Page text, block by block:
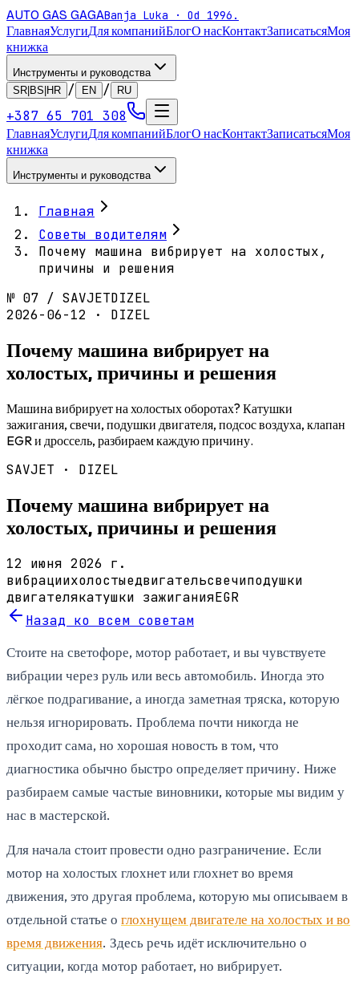
AUTO GAS GAGABanja Luka · Od 1996.
ГлавнаяУслугиДля компанийБлогО насКонтактЗаписатьсяМоя
книжка
Инструменты и руководства
SR|BS|HR
/ EN / RU
+387 65 701 308
ГлавнаяУслугиДля компанийБлогО насКонтактЗаписатьсяМоя
книжка
Инструменты и руководства
Главная
Советы водителям
Почему машина вибрирует на холостых,
причины и решения
№ 07 / SAVJETDIZEL
2026-06-12 · DIZEL
Почему машина вибрирует на
холостых, причины и решения
Машина вибрирует на холостых оборотах? Катушки
зажигания, свечи, подушки двигателя, подсос воздуха, клапан
EGR и дроссель, разбираем каждую причину.
SAVJET · DIZEL
Почему машина вибрирует на
холостых, причины и решения
12 июня 2026 г.
вибрациихолостыедвигательсвечиподушки
двигателякатушки зажиганияEGR
Назад ко всем советам
Стоите на светофоре, мотор работает, и вы чувствуете
вибрации через руль или весь автомобиль. Иногда это
лёгкое подрагивание, а иногда заметная тряска, которую
нельзя игнорировать. Проблема почти никогда не
проходит сама, но хорошая новость в том, что
диагностика обычно быстро определяет причину. Ниже
разбираем самые частые виновники, которые мы видим у
нас в мастерской.
Для начала стоит провести одно разграничение. Если
мотор на холостых глохнет или глохнет во время
движения, это другая проблема, которую мы описываем в
отдельной статье о глохнущем двигателе на холостых и во
время движения. Здесь речь идёт исключительно о
ситуации, когда мотор работает, но вибрирует.